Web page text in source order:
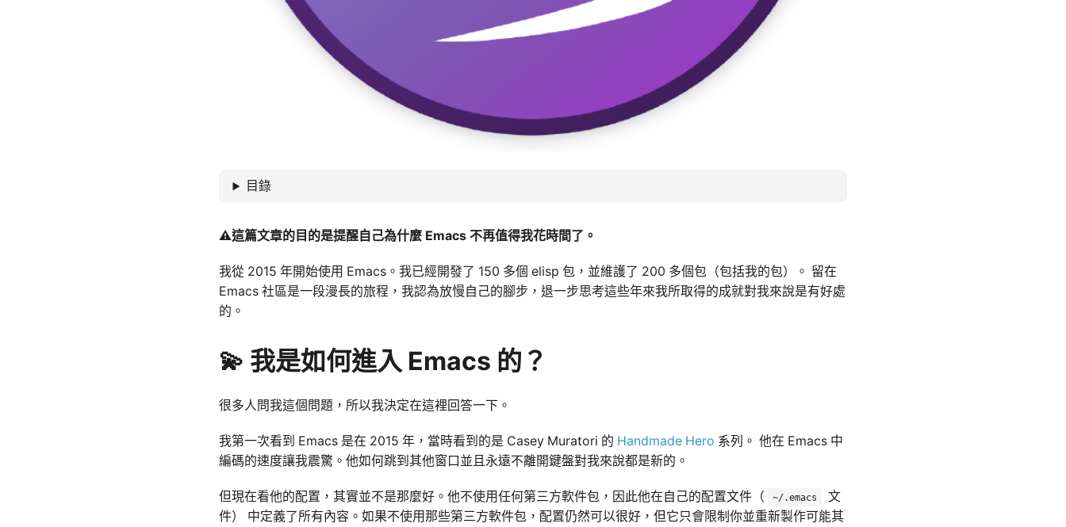
目錄
⚠️這篇文章的目的是提醒自己為什麼 Emacs 不再值得我花時間了。
我從 2015 年開始使用 Emacs。我已經開發了 150 多個 elisp 包，並維護了 200 多個包（包括我的包）。 留在
Emacs 社區是一段漫長的旅程，我認為放慢自己的腳步，退一步思考這些年來我所取得的成就對我來說是有好處
的。
💫 我是如何進入 Emacs 的？
很多人問我這個問題，所以我決定在這裡回答一下。
我第一次看到 Emacs 是在 2015 年，當時看到的是 Casey Muratori 的 Handmade Hero 系列。 他在 Emacs 中
編碼的速度讓我震驚。他如何跳到其他窗口並且永遠不離開鍵盤對我來說都是新的。
但現在看他的配置，其實並不是那麼好。他不使用任何第三方軟件包，因此他在自己的配置文件（ ~/.emacs
文
件） 中定義了所有內容。如果不使用那些第三方軟件包，配置仍然可以很好，但它只會限制你並重新製作可能其